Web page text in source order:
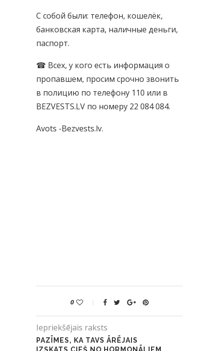
С собой были: телефон, кошелёк,
банковская карта, наличные деньги,
паспорт.
☎ Всех, у кого есть информация о
пропавшем, просим срочно звонить
в полицию по телефону 110 или в
BEZVESTS.LV по номеру 22 084 084.
Avots -Bezvests.lv.
0
Iepriekšējais raksts
PAZĪMES, KA TAVS ĀRĒJAIS